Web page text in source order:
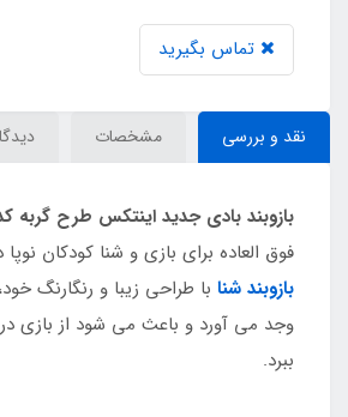
تماس بگیرید
نقد و بررسی مشخصات
بازوبند بادی جدید اینتکس طرح گربه کد
فوق العاده برای بازی و شنا کودکان
بازوبند شنا با طراحی زیبا و رنگارنگ
وجد می آورد و باعث می شود از بازی
ببرد.